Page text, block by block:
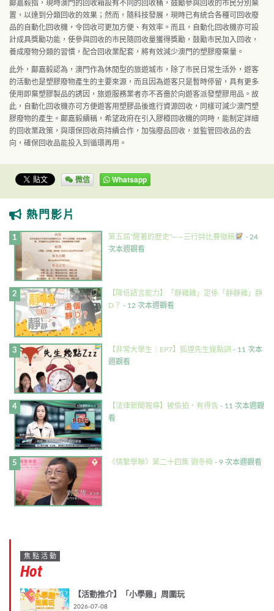
鄺嘉毅指，現時澳門的回收箱設有不同的回收桶，鼓勵參與回收的市民分別棄
置，以達到分類回收的效果；然而，隨科技發展，現時已有統合各種可回收廢
品的自動化回收機，令回收可更加方便、有效率。而且，自動化回收機亦可設
計成具獎勵功能，使參與回收的市民隨回收量獲得獎勵，鼓勵市民加入回收，
養成廢物分類的習慣，配合回收業配套，將有效減少澳門的塑膠廢棄量。
此外，鄺嘉毅認為，澳門作為休閒型的旅遊城市，除了市民日常生活外，遊客
的活動也是塑膠廢物產生的主要來源，而且因為遊客只是暫時停留，具有更多
使用即棄塑膠製品的誘因，旅遊服務業者亦不吝嗇於向遊客派發塑膠用品。故
此，自動化回收機亦可方便遊客用塑膠品後進行資源回收，同樣可減少澳門塑
膠廢物的產生。鄺嘉毅續稱，希望政府在引入膠樽回收機的同時，能制定詳細
的回收業政策，與環保回收商持續合作，加強廢品回收，並監管回收品的去
向，確保回收品能投入到循環再用。
微信 Whatsapp
熱門影片
第五屆”醒著的歷史”——三行詩比賽徵稿
- 24
次本週觀看
【降低語言能力】「靜雞雞」定係「靜靜雞」靜
D？ - 12 次本週觀看
【非常大學生｜EP7】狐狸先生幾點訓 - 11 次本
週觀看
【法律新聞報導】被偷拍・有得告 - 11 次本週觀
看
《情繫學聯》第二十四集 劉冬梅 - 9 次本週觀看
焦點活動
Hot
【活動推介】「小學雞」周圍玩
2026-07-08